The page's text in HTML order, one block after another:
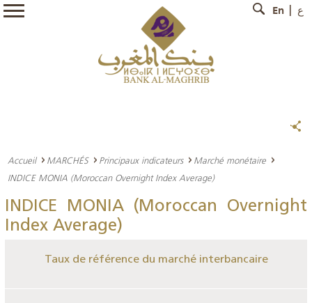
En ع
Accueil MARCHÉS Principaux indicateurs
Marché monétaire
INDICE MONIA (Moroccan Overnight Index Average)
INDICE MONIA (Moroccan Overnight
Index Average)
Taux de référence du marché interbancaire